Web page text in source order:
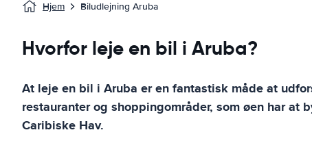
Hjem Biludlejning Aruba
Hvorfor leje en bil i Aruba?
At leje en bil i Aruba er en fantastisk måde at
restauranter og shoppingområder, som øen har
Caribiske Hav.